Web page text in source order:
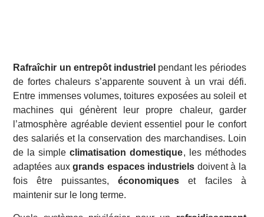
Rafraîchir un entrepôt industriel pendant les périodes
de fortes chaleurs s’apparente souvent à un vrai défi.
Entre immenses volumes, toitures exposées au soleil et
machines qui génèrent leur propre chaleur, garder
l’atmosphère agréable devient essentiel pour le confort
des salariés et la conservation des marchandises. Loin
de la simpleclimatisation domestique, les méthodes
adaptées auxgrands espaces industriels doivent à la
fois être puissantes,économiques et faciles à
maintenir sur le long terme.